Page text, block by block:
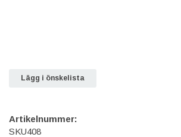
Lägg i önskelista
Artikelnummer:
SKU408